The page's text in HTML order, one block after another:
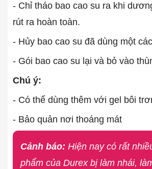
- Chỉ tháo bao cao su ra khi
rút ra hoàn toàn.
- Hủy bao cao su đã dùng một
- Gói bao cao su lại và bỏ vào
Chú ý:
- Có thể dùng thêm với gel bôi
- Bảo quản nơi thoáng mát
Cảnh báo: Hiện nay có rất
phẩm của Durex bị làm nhái,